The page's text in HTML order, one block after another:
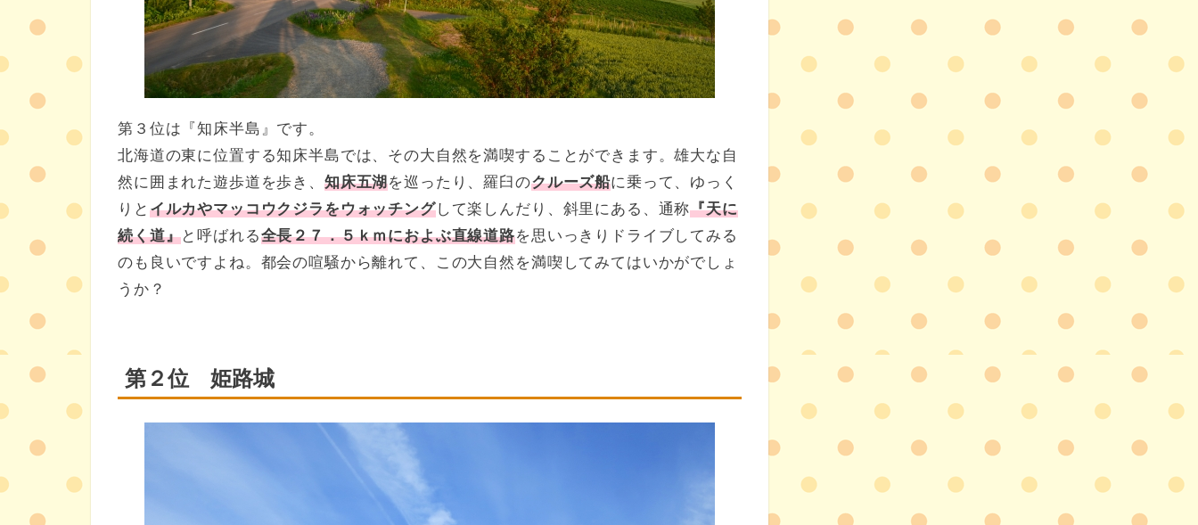
第３位は『知床半島』です。
北海道の東に位置する知床半島では、その大自然を満喫することができます。雄大な自
然に囲まれた遊歩道を歩き、 知床五湖を巡ったり、羅臼のクルーズ船に乗って、ゆっく
りと イルカやマッコウクジラをウォッチングして楽しんだり、斜里にある、通称『天に
続く道』と呼ばれる全長２７．５ｋｍにおよぶ直線道路を思いっきりドライブしてみる
のも良いですよね。都会の喧騒から離れて、この大自然を満喫してみてはいかがでしょ
うか？
第２位 姫路城